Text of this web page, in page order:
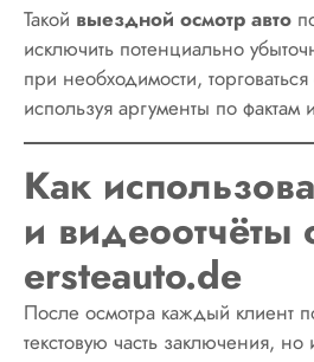
Такой выездной осмотр авто
исключить потенциально
при необходимости,
используя аргументы по фактам
Как
и видеоотчёты
ersteauto.de
После осмотра каждый клиент
текстовую часть заключения,